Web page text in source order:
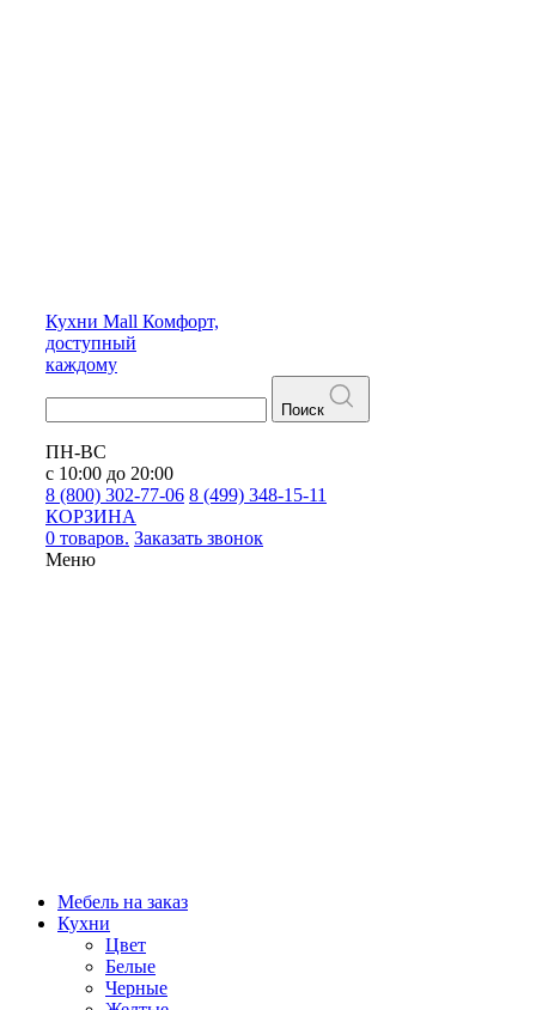
Кухни Mall Комфорт,
доступный
каждому
Поиск
ПН-ВС
с 10:00 до 20:00
8 (800) 302-77-06 8 (499) 348-15-11
КОРЗИНА
0 товаров. Заказать звонок
Меню
Мебель на заказ
Кухни
Цвет
Белые
Черные